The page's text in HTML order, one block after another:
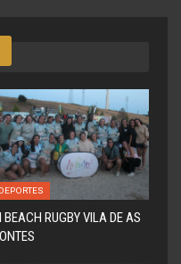
DEPORTES
BEACH RUGBY VILA DE AS